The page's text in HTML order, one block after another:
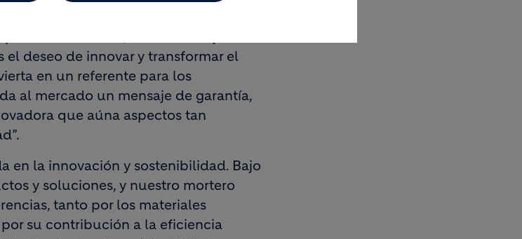
“de nuevo vamos un paso más
suelo radiante, en este caso junto
deseo de innovar y transformar el
en un referente para los
al mercado un mensaje de garantía,
que aúna aspectos tan
en la innovación y sostenibilidad. Bajo
y soluciones, y nuestro mortero
tanto por los materiales
su contribución a la eficiencia